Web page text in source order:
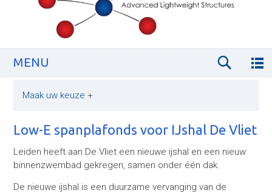
MENU
Maak uw keuze +
Low-E spanplafonds voor IJshal De Vliet
Leiden heeft aan De Vliet een nieuwe ijshal en een nieuw
binnenzwembad gekregen, samen onder één dak.
De nieuwe ijshal is een duurzame vervanging van de